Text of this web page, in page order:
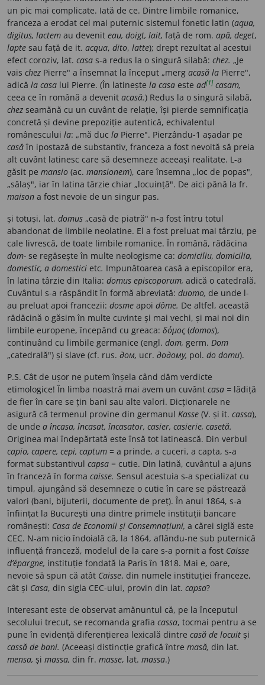
un pic mai complicate. Iată de ce. Dintre limbile romanice,
franceza a erodat cel mai puternic sistemul fonetic latin (aqua,
digitus, lactem au devenit eau, doigt, lait, față de rom. apă, deget,
lapte sau față de it. acqua, dito, latte); drept rezultat al acestui
efect coroziv, lat. casa s-a redus la o singură silabă: chez. „Je
vais chez Pierre" a însemnat la început „merg acasă la Pierre",
adică la casa lui Pierre. (În latinește la casa este ad[1] casam,
ceea ce în română a devenit acasă.) Redus la o singură silabă,
chez seamănă cu un cuvânt de relație, își pierde semnificația
concretă și devine prepoziție autentică, echivalentul
românescului la: „mă duc la Pierre". Pierzându-1 așadar pe
casăîn ipostază de substantiv, franceza a fost nevoită să preia
alt cuvânt latinesc care să desemneze aceeași realitate. L-a
găsit pe mansio (ac. mansionem), care însemna „loc de popas",
„sălaș", iar în latina târzie chiar „locuință". De aici până la fr.
maison a fost nevoie de un singur pas.
și totuși, lat. domus „casă de piatră" n-a fost întru totul
abandonat de limbile neolatine. El a fost preluat mai târziu, pe
cale livrescă, de toate limbile romanice. În română, rădăcina
dom- se regăsește în multe neologisme ca: domiciliu, domicilia,
domestic, a domestici etc. Impunătoarea casă a episcopilor era,
în latina târzie din Italia: domus episcoporum, adică o catedrală.
Cuvântul s-a răspândit în formă abreviată: duomo, de unde l-
au preluat apoi francezii: dosme apoi dôme. De altfel, această
rădăcină o găsim în multe cuvinte și mai vechi, și mai noi din
limbile europene, începând cu greaca: δόμος(domos),
continuând cu limbile germanice (engl. dom, germ. Dom
„catedrală") și slave (cf. rus. дом, ucr. додому, pol. do domu).
P.S. Cât de ușor ne putem înșela când dăm verdicte
etimologice! În limba noastră mai avem un cuvânt casa = lădiță
de fier în care se țin bani sau alte valori. Dicționarele ne
asigură că termenul provine din germanul Kasse (V. și it. cassa),
de unde a încasa, încasat, încasator, casier, casierie, casetă.
Originea mai îndepărtată este însă tot latinească. Din verbul
capio, capere, cepi, captum = a prinde, a cuceri, a capta, s-a
format substantivul capsa = cutie. Din latină, cuvântul a ajuns
în franceză în forma caisse. Sensul acestuia s-a specializat cu
timpul, ajungând să desemneze o cutie în care se păstrează
valori (bani, bijuterii, documente de preț). În anul 1864, s-a
înființat la București una dintre primele instituții bancare
românești: Casa de Economii și Consemnațiuni, a cărei siglă este
CEC. N-am nicio îndoială că, la 1864, aflându-ne sub puternică
influență franceză, modelul de la care s-a pornit a fost Caisse
d’épargne, instituție fondată la Paris în 1818. Mai e, oare,
nevoie să spun că atât Caisse, din numele instituției franceze,
cât și Casa, din sigla CEC-ului, provin din lat. capsa?
Interesant este de observat amănuntul că, pe la începutul
secolului trecut, se recomanda grafia cassa, tocmai pentru a se
pune în evidență diferențierea lexicală dintre casă de locuit și
cassă de bani. (Aceeași distincție grafică între masă, din lat.
mensa, și massa, din fr. masse, lat. massa.)